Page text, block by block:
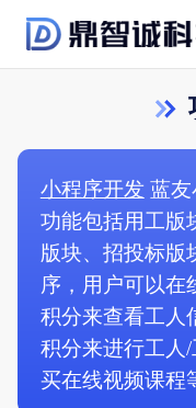
小程序开发蓝友
功能包括用工版
版块、招投标版
序，用户可以在
积分来查看工人
积分来进行工人
买在线视频课程